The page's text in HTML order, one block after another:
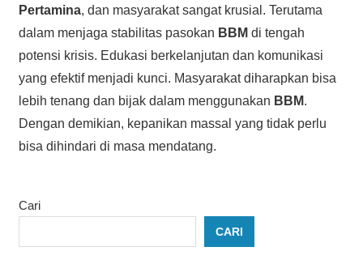
Pertamina, dan masyarakat sangat krusial. Terutama
dalam menjaga stabilitas pasokan BBM di tengah
potensi krisis. Edukasi berkelanjutan dan komunikasi
yang efektif menjadi kunci. Masyarakat diharapkan bisa
lebih tenang dan bijak dalam menggunakan BBM.
Dengan demikian, kepanikan massal yang tidak perlu
bisa dihindari di masa mendatang.
Cari
CARI